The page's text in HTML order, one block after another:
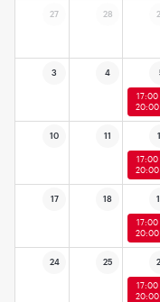
27 28
3 4
17:00
20:00
10 11
17:00
20:00
17 18
17:00
20:00
24 25
17:00
20:00